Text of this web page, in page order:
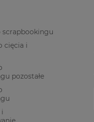
scrapbookingu
cięcia i
pozostałe
i